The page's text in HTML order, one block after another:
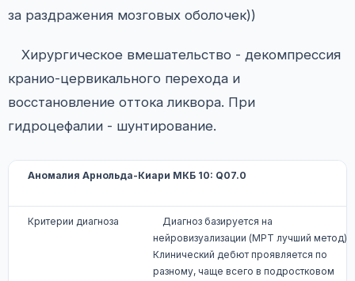
за раздражения мозговых оболочек))
Хирургическое вмешательство - декомпрессия
кранио-цервикального перехода и
восстановление оттока ликвора. При
гидроцефалии - шунтирование.
Аномалия Арнольда-Киари МКБ 10: Q07.0
Критерии диагноза
Диагноз базируется на
нейровизуализации (МРТ лучший метод).
Клинический дебют проявляется по
разному, чаще всего в подростковом